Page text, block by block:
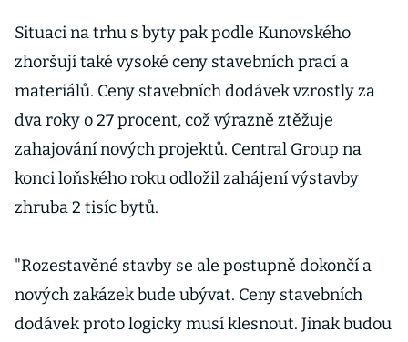
Situaci na trhu s byty pak podle Kunovského
zhoršují také vysoké ceny stavebních prací a
materiálů. Ceny stavebních dodávek vzrostly za
dva roky o 27 procent, což výrazně ztěžuje
zahajování nových projektů. Central Group na
konci loňského roku odložil zahájení výstavby
zhruba 2 tisíc bytů.
"Rozestavěné stavby se ale postupně dokončí a
nových zakázek bude ubývat. Ceny stavebních
dodávek proto logicky musí klesnout. Jinak budou